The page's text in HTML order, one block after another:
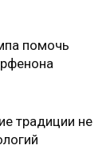
помочь
традиции не